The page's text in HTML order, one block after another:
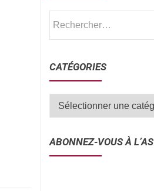
CATÉGORIES
ABONNEZ-VOUS À L’AS